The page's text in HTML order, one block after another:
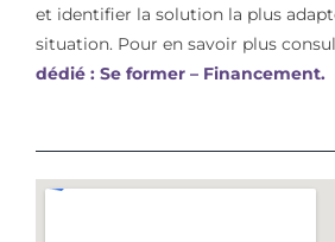
et identifier la solution la plus
situation. Pour en savoir plus
dédié : Se former – Financement.